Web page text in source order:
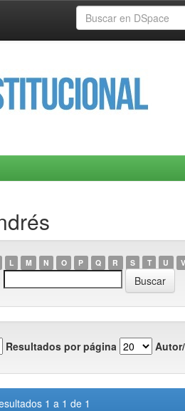
L M N O P Q R S T U V
Resultados por página
1 a 1 de 1